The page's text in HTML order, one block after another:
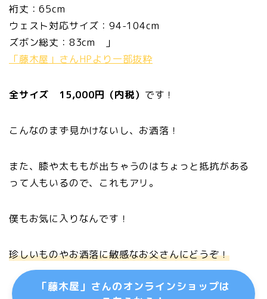
裄丈：65cm
ウェスト対応サイズ：94-104cm
ズボン総丈：83cm 」
「藤木屋」さんHPより一部抜粋
全サイズ 15,000円（内税） です！
こんなのまず見かけないし、お洒落！
また、膝や太ももが出ちゃうのはちょっと抵抗がある
って人もいるので、これもアリ。
僕もお気に入りなんです！
珍しいものやお洒落に敏感なお父さんにどうぞ！
「藤木屋」さんのオンラインショップは